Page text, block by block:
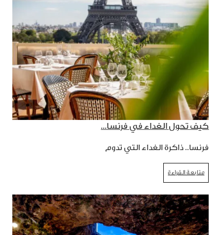
كيف تحول الغداء في فرنسا...
فرنسا.. ذاكرة الغداء التي تدوم
متابعة القراءة